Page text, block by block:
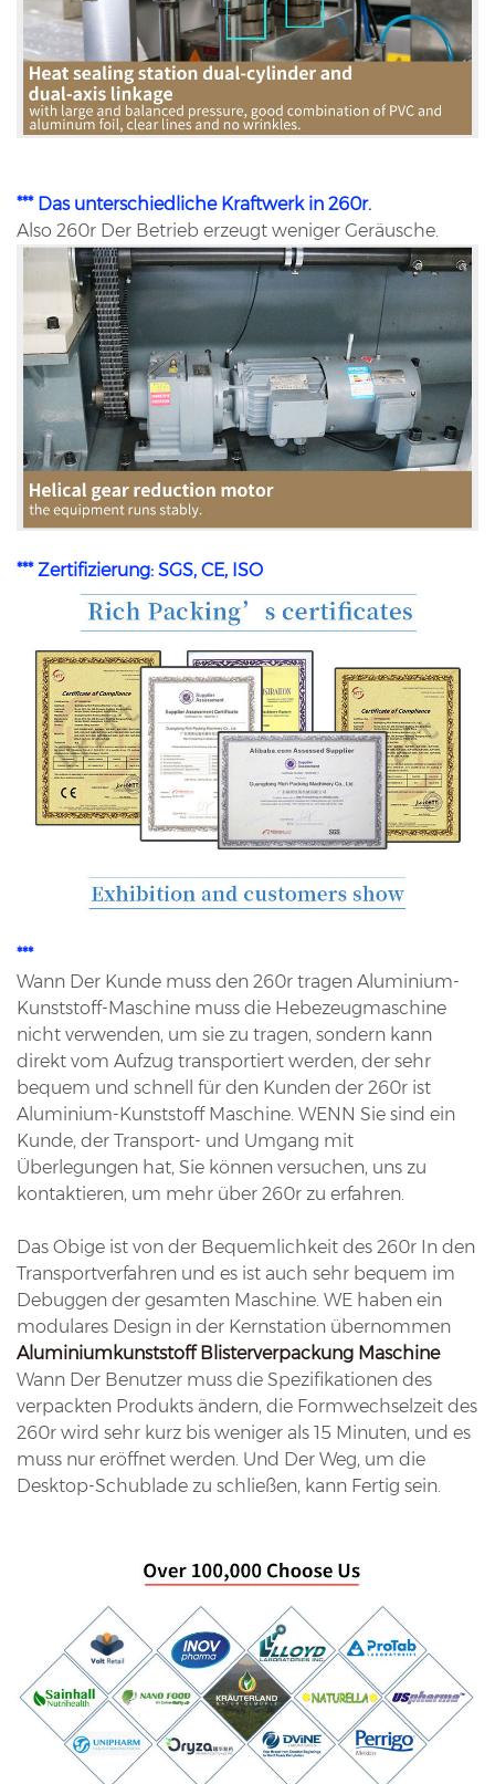
*** Das unterschiedliche Kraftwerk in 260r.
Also 260r Der Betrieb erzeugt weniger Geräusche.
*** Zertifizierung: SGS, CE, ISO
***
Wann Der Kunde muss den 260r tragen Aluminium-
Kunststoff-Maschine muss die Hebezeugmaschine
nicht verwenden, um sie zu tragen, sondern kann
direkt vom Aufzug transportiert werden, der sehr
bequem und schnell für den Kunden der 260r ist
Aluminium-Kunststoff Maschine. WENN Sie sind ein
Kunde, der Transport- und Umgang mit
Überlegungen hat, Sie können versuchen, uns zu
kontaktieren, um mehr über 260r zu erfahren.
Das Obige ist von der Bequemlichkeit des 260r In den
Transportverfahren und es ist auch sehr bequem im
Debuggen der gesamten Maschine. WE haben ein
modulares Design in der Kernstation übernommen
AluminiumkunststoffBlisterverpackung Maschine
Wann Der Benutzer muss die Spezifikationen des
verpackten Produkts ändern, die Formwechselzeit des
260r wird sehr kurz bis weniger als 15 Minuten, und es
muss nur eröffnet werden. Und Der Weg, um die
Desktop-Schublade zu schließen, kann Fertig sein.